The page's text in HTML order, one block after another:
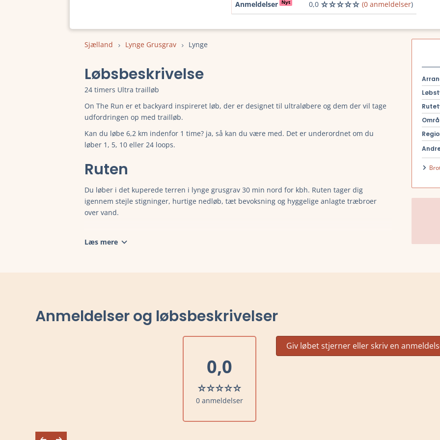
Anmeldelser Nyt 0,0 (0 anmeldelser)
Sjælland Lynge Grusgrav Lynge
Løbsbeskrivelse
24 timers Ultra trailløb
On The Run er et backyard inspireret løb, der er designet til ultraløbere og dem der vil tage
udfordringen op med trailløb.
Kan du løbe 6,2 km indenfor 1 time? ja, så kan du være med. Det er underordnet om du
løber 1, 5, 10 eller 24 loops.
Ruten
Du løber i det kuperede terren i lynge grusgrav 30 min nord for kbh. Ruten tager dig
igennem stejle stigninger, hurtige nedløb, tæt bevoksning og hyggelige anlagte træbroer
over vand.
Læs mere
Anmeldelser og løbsbeskrivelser
0,0
0 anmeldelser
Giv løbet stjerner eller skriv en